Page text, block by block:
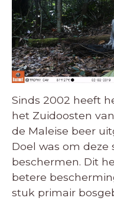
Sinds 2002 heeft
het Zuidoosten
de Maleise beer
Doel was om
beschermen. Dit
betere
stuk primair